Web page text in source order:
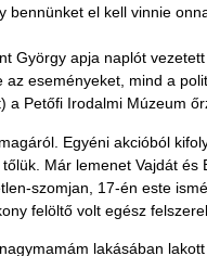
el kell vinnie
György apja naplót
eseményeket, mind a
a Petőfi Irodalmi Múzeum
Egyéni akcióból
Már lemenet Vajdát
szomjan, 17-én este
felöltő volt egész
lakásában